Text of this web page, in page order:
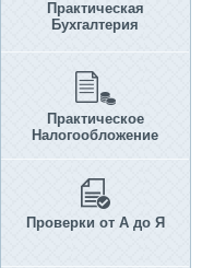
Практическая
Бухгалтерия
Практическое
Налогообложение
Проверки от А до Я